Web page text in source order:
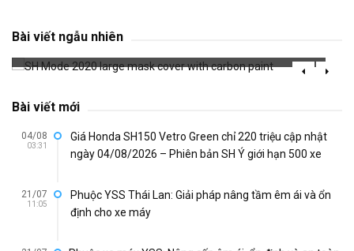
Bài viết ngẫu nhiên
paint
775 đã xem
Bài viết mới
04/08
03:31
Giá Honda SH150 Vetro Green chỉ 220 triệu cập nhật
ngày 04/08/2026 – Phiên bản SH Ý giới hạn 500 xe
21/07
11:05
Phuộc YSS Thái Lan: Giải pháp nâng tầm êm ái và ổn
định cho xe máy